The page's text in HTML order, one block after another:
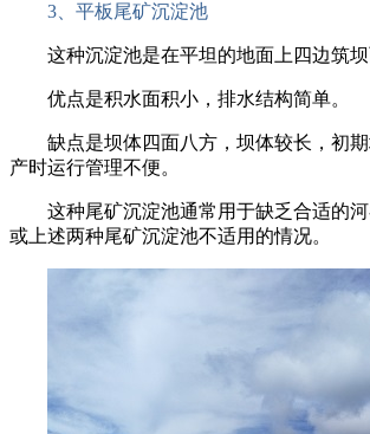
3、平板尾矿沉淀池
这种沉淀池是在平坦的地面上四边筑坝
优点是积水面积小，排水结构简单。
缺点是坝体四面八方，坝体较长，初
产时运行管理不便。
这种尾矿沉淀池通常用于缺乏合适的河
或上述两种尾矿沉淀池不适用的情况。